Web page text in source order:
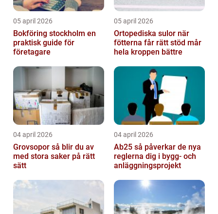
05 april 2026
Bokföring stockholm en
praktisk guide för
företagare
05 april 2026
Ortopediska sulor när
fötterna får rätt stöd mår
hela kroppen bättre
04 april 2026
Grovsopor så blir du av
med stora saker på rätt
sätt
04 april 2026
Ab25 så påverkar de nya
reglerna dig i bygg- och
anläggningsprojekt